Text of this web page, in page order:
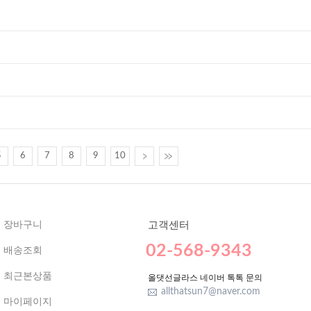
6 7 8 9 10
장바구니
배송조회
최근본상품
마이페이지
고객센터
02-568-9343
올댓선글라스 네이버 톡톡 문의
allthatsun7@naver.com